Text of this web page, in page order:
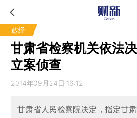
政经
甘肃省检察机关依法
立案侦查
2014年09月24日 16:12
甘肃省人民检察院决定，指定甘